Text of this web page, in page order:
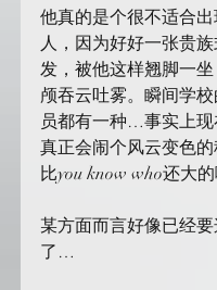
他真的是个很不适合
人，因为好好一张贵
发，被他这样翘脚一
颅吞云吐雾。瞬间学
员都有一种…事实上现
真正会闹个风云变色的
比you know who还大
某方面而言好像已经
了…